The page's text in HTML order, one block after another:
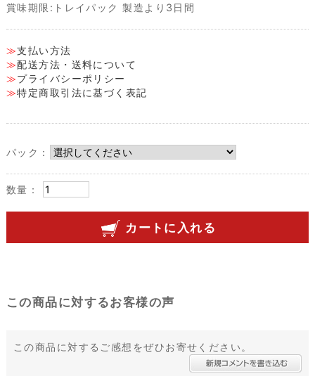
賞味期限:トレイパック 製造より3日間
支払い方法
配送方法・送料について
プライバシーポリシー
特定商取引法に基づく表記
パック：
数量：
カートに入れる
この商品に対するお客様の声
この商品に対するご感想をぜひお寄せください。